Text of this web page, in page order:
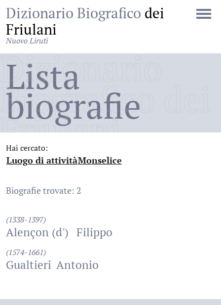
Dizionario Biografico dei
Friulani
Nuovo Liruti
Dizionario
Biografico dei
Friulani
Lista
biografie
Hai cercato:
Luogo di attività
:Monselice
Biografie trovate: 2
(1338-1397)
Alençon (d') Filippo
(1574-1661)
Gualtieri Antonio